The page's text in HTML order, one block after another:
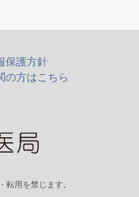
保護方針
の方はこちら
転用を禁じます。